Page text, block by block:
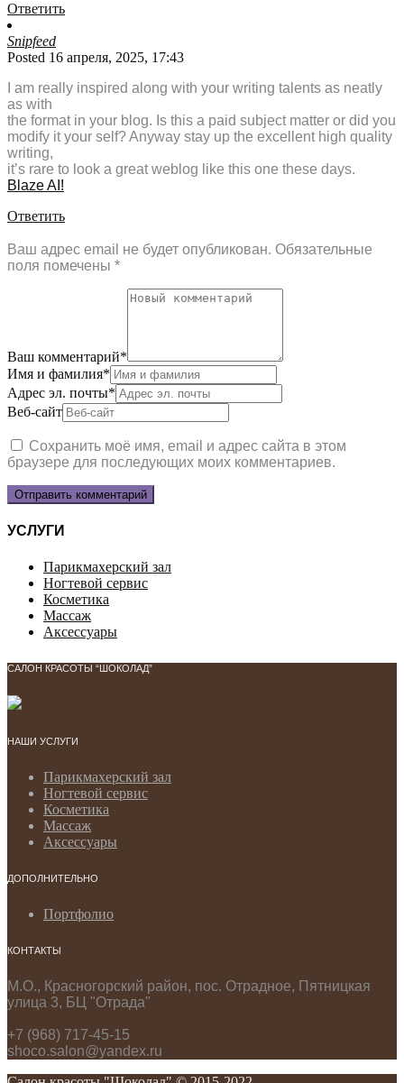
Ответить
Snipfeed
Posted 16 апреля, 2025, 17:43
I am really inspired along with your writing talents as neatly
as with
the format in your blog. Is this a paid subject matter or did you
modify it your self? Anyway stay up the excellent high quality
writing,
it’s rare to look a great weblog like this one these days.
Blaze AI !
Ответить
Ваш адрес email не будет опубликован. Обязательные
поля помечены *
Ваш комментарий*
Имя и фамилия*
Адрес эл. почты*
Веб-сайт
Сохранить моё имя, email и адрес сайта в этом
браузере для последующих моих комментариев.
УСЛУГИ
Парикмахерский зал
Ногтевой сервис
Косметика
Массаж
Аксессуары
САЛОН КРАСОТЫ “ШОКОЛАД”
НАШИ УСЛУГИ
Парикмахерский зал
Ногтевой сервис
Косметика
Массаж
Аксессуары
ДОПОЛНИТЕЛЬНО
Портфолио
КОНТАКТЫ
М.О., Красногорский район, пос. Отрадное, Пятницкая
улица 3, БЦ "Отрада"
+7 (968) 717-45-15
shoco.salon@yandex.ru